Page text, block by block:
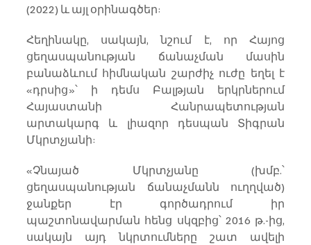
(2022) և այլ օրինագծեր:
Հեղինակը, սակայն, նշում է, որ Հայոց
ցեղասպանության ճանաչման մասին
բանաձևում հիմնական շարժիչ ուժը եղել է
«դրսից»՝ ի դեմս Բալթյան երկրներում
Հայաստանի Հանրապետության
արտակարգ և լիազոր դեսպան Տիգրան
Մկրտչյանի:
«Չնայած Մկրտչյանը (խմբ.՝
ցեղասպանության ճանաչմանն ուղղված)
ջանքեր էր գործադրում իր
պաշտոնավարման հենց սկզբից՝ 2016 թ.-ից,
սակայն այդ նկրտումները շատ ավելի